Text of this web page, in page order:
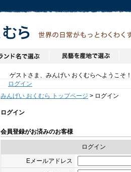
ゲストさま、みんげい おくむらへようこそ！
ログイン
みんげい おくむら トップページ > ログイン
ログイン
会員登録がお済みのお客様
ログイン
Eメールアドレス